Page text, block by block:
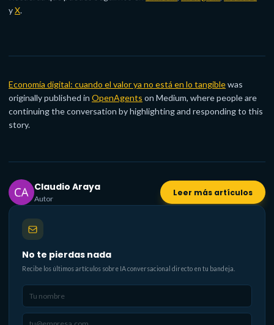
yX.
Economía digital: cuando el valor ya no está en lo tangiblewas
originally published in OpenAgents on Medium, where people are
continuing the conversation by highlighting and responding to this
story.
Claudio Araya
Autor
Leer más artículos
No te pierdas nada
Recibe los últimos artículos sobre IA conversacional directo en tu bandeja.